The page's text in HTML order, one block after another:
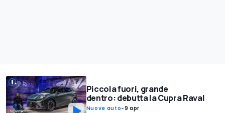
Piccola fuori, grande
dentro: debutta la Cupra Raval
Nuove auto-9 apr